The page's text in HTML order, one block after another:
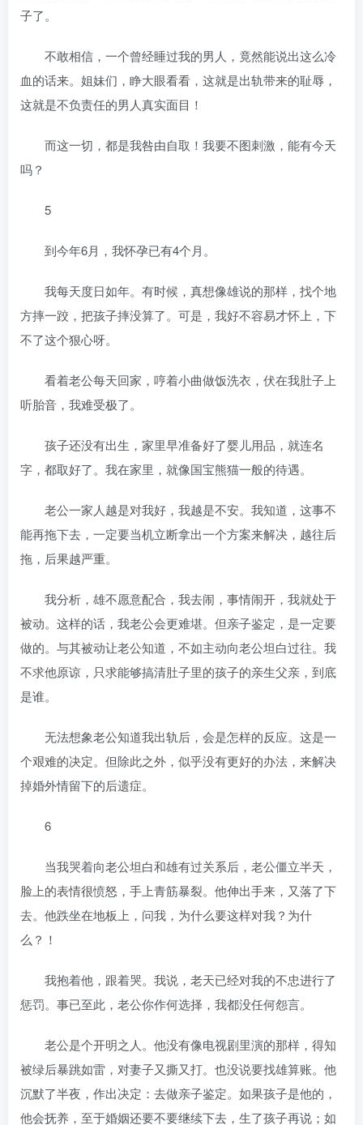
子了。
不敢相信，一个曾经睡过我的男人，竟然能说出这么冷
血的话来。姐妹们，睁大眼看看，这就是出轨带来的耻辱，
这就是不负责任的男人真实面目！
而这一切，都是我咎由自取！我要不图刺激，能有今天
吗？
5
到今年6月，我怀孕已有4个月。
我每天度日如年。有时候，真想像雄说的那样，找个地
方摔一跤，把孩子摔没算了。可是，我好不容易才怀上，下
不了这个狠心呀。
看着老公每天回家，哼着小曲做饭洗衣，伏在我肚子上
听胎音，我难受极了。
孩子还没有出生，家里早准备好了婴儿用品，就连名
字，都取好了。我在家里，就像国宝熊猫一般的待遇。
老公一家人越是对我好，我越是不安。我知道，这事不
能再拖下去，一定要当机立断拿出一个方案来解决，越往后
拖，后果越严重。
我分析，雄不愿意配合，我去闹，事情闹开，我就处于
被动。这样的话，我老公会更难堪。但亲子鉴定，是一定要
做的。与其被动让老公知道，不如主动向老公坦白过往。我
不求他原谅，只求能够搞清肚子里的孩子的亲生父亲，到底
是谁。
无法想象老公知道我出轨后，会是怎样的反应。这是一
个艰难的决定。但除此之外，似乎没有更好的办法，来解决
掉婚外情留下的后遗症。
6
当我哭着向老公坦白和雄有过关系后，老公僵立半天，
脸上的表情很愤怒，手上青筋暴裂。他伸出手来，又落了下
去。他跌坐在地板上，问我，为什么要这样对我？为什
么？！
我抱着他，跟着哭。我说，老天已经对我的不忠进行了
惩罚。事已至此，老公你作何选择，我都没任何怨言。
老公是个开明之人。他没有像电视剧里演的那样，得知
被绿后暴跳如雷，对妻子又撕又打。也没说要找雄算账。他
沉默了半夜，作出决定：去做亲子鉴定。如果孩子是他的，
他会抚养，至于婚姻还要不要继续下去，生了孩子再说；如